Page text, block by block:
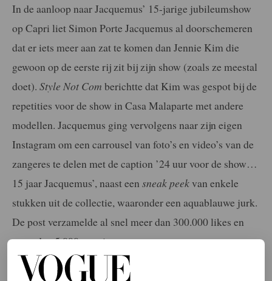
In de aanloop naar Jacquemus’ 15-jarige jubileumshow
op Capri liet Simon Porte Jacquemus al doorschemeren
dat er iets meer aan zat te komen dan Jennie Kim die
gewoon op de eerste rij zit bij zijn show (zoals ze meestal
doet). Style Not Com berichtte dat Kim was gespot bij de
repetities voor de show in Casa Malaparte met andere
modellen. Jacquemus ging vervolgens naar zijn eigen
Instagram om een carrousel van foto’s en video’s van de
zangeres te delen met de caption ’24 uur voor de show…
15 jaar Jacquemus’, naast een sneak peekvan enkele
stukken uit de collectie, waaronder een aquablauwe jurk.
De post verzamelde al snel meer dan 300.000 likes en
meer dan 5.000 reacties.